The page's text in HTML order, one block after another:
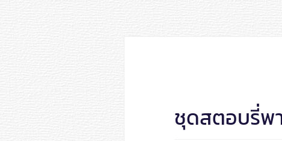
ชุดสตอบรี่พ